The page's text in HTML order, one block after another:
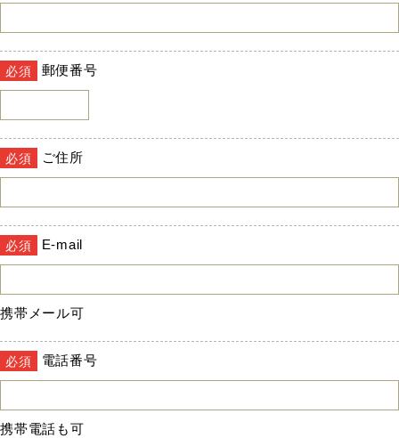
必須 郵便番号
必須 ご住所
必須 E-mail
携帯メール可
必須 電話番号
携帯電話も可